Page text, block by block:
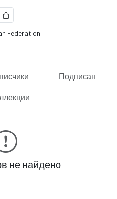
Federation
Подписан
не найдено